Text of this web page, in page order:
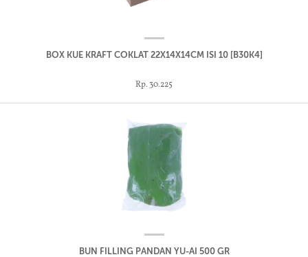
BOX KUE KRAFT COKLAT 22X14X14CM ISI 10 [B30K4]
Rp. 30.225
BUN FILLING PANDAN YU-AI 500 GR